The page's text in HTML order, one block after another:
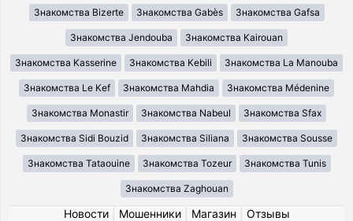
Знакомства Bizerte Знакомства Gabès Знакомства Gafsa
Знакомства Jendouba Знакомства Kairouan
Знакомства Kasserine Знакомства Kebili Знакомства La Manouba
Знакомства Le Kef Знакомства Mahdia Знакомства Médenine
Знакомства Monastir Знакомства Nabeul Знакомства Sfax
Знакомства Sidi Bouzid Знакомства Siliana Знакомства Sousse
Знакомства Tataouine Знакомства Tozeur Знакомства Tunis
Знакомства Zaghouan
Новости| Мошенники| Магазин
Отзывы